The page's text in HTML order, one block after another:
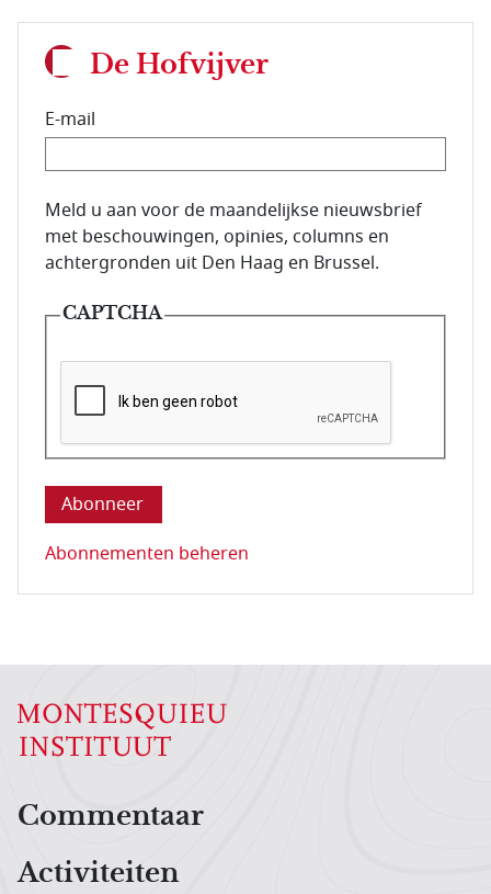
De Hofvijver
E-mail
E-mailadres van de abonnee.
Meld u aan voor de maandelijkse nieuwsbrief
met beschouwingen, opinies, columns en
achtergronden uit Den Haag en Brussel.
CAPTCHA
Deze vraag is om te controleren dat u een mens
Abonnementen beheren
Hoofdnavigatiemenu
Commentaar
Activiteiten